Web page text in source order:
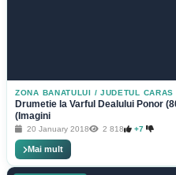
ZONA BANATULUI / JUDETUL CARAS
Drumetie la Varful Dealului Ponor
(Imagini
20 January 2018 2 818 +7
Mai mult